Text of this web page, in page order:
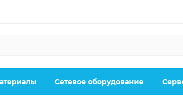
Сетевое оборудование